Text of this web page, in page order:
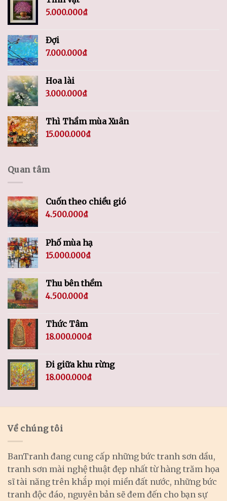
5.000.000₫
Đợi
7.000.000₫
Hoa lài
3.000.000₫
Thì Thầm mùa Xuân
15.000.000₫
Quan tâm
Cuốn theo chiều gió
4.500.000₫
Phố mùa hạ
15.000.000₫
Thu bên thềm
4.500.000₫
Thức Tâm
18.000.000₫
Đi giữa khu rừng
18.000.000₫
Về chúng tôi
BanTranh đang cung cấp những bức tranh sơn dầu,
tranh sơn mài nghệ thuật đẹp nhất từ hàng trăm họa
sĩ tài năng trên khắp mọi miền đất nước, những bức
tranh độc đáo, nguyên bản sẽ đem đến cho bạn sự